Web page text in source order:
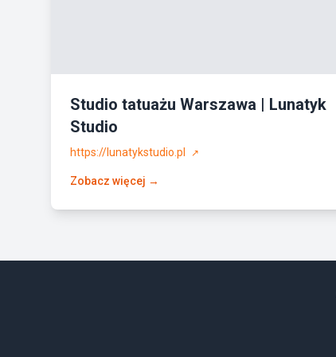
Studio tatuażu Warszawa | Lunatyk
Studio
https://lunatykstudio.pl ↗
Zobacz więcej →